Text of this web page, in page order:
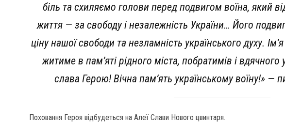
біль та схиляємо голови перед подвигом воїна, який
життя — за свободу і незалежність України… Його
ціну нашої свободи та незламність українського духу.
житиме в пам’яті рідного міста, побратимів і
слава Герою! Вічна пам’ять українському воїну!» —
Поховання Героя відбудеться на Алеї Слави Нового цвинтаря.